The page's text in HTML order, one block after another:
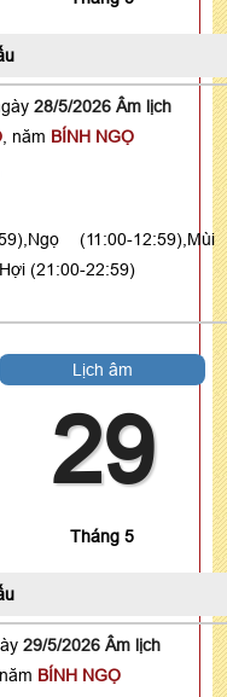
28/5/2026 Âm lịch
, năm BÍNH NGỌ
(11:00-12:59),Mùi
(21:00-22:59)
Lịch âm
29
Tháng 5
29/5/2026 Âm lịch
, năm BÍNH NGỌ